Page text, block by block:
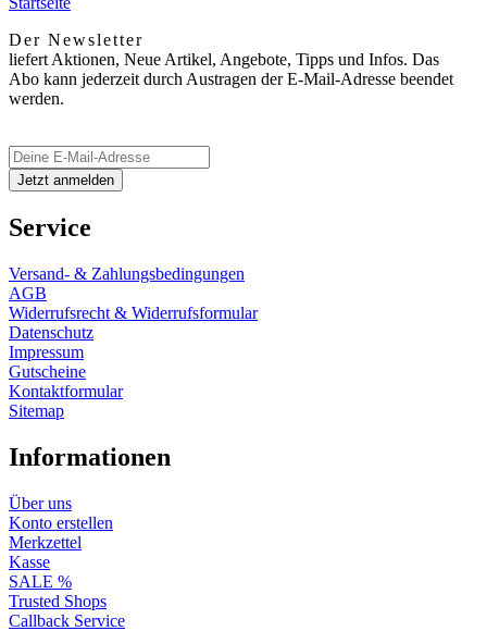
Der Newsletter
liefert Aktionen, Neue Artikel, Angebote, Tipps und Infos. Das
Abo kann jederzeit durch Austragen der E-Mail-Adresse beendet
werden.
Service
Versand- & Zahlungsbedingungen
AGB
Widerrufsrecht & Widerrufsformular
Datenschutz
Impressum
Gutscheine
Kontaktformular
Sitemap
Informationen
Über uns
Konto erstellen
Merkzettel
Kasse
SALE %
Trusted Shops
Callback Service